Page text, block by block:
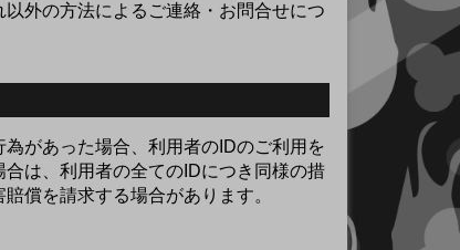
外の方法によるご連絡・お問合せにつ
があった場合、利用者のIDのご利用を
は、利用者の全てのIDにつき同様の措
償を請求する場合があります。